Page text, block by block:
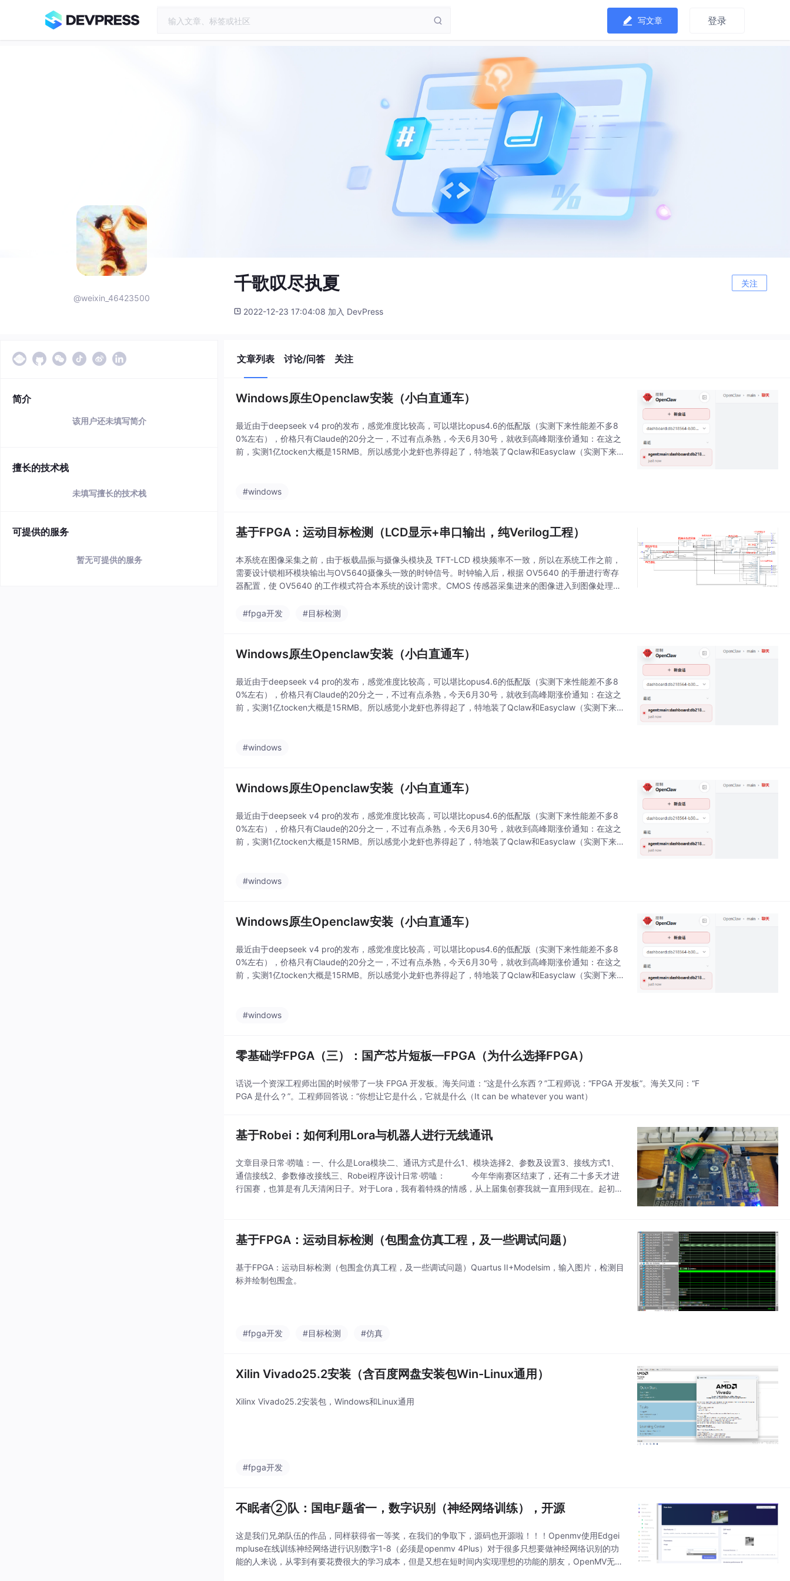
写文章 登录
@weixin_46423500
千歌叹尽执夏 关注
2022-12-23 17:04:08 加入 DevPress
简介
该用户还未填写简介
擅长的技术栈
未填写擅长的技术栈
可提供的服务
暂无可提供的服务
文章列表 讨论/问答 关注
Windows原生Openclaw安装（小白直通车）
最近由于deepseek v4 pro的发布，感觉准度比较高，可以堪比opus4.6的低配版（实测下来性能差不多8
0%左右），价格只有Claude的20分之一，不过有点杀熟，今天6月30号，就收到高峰期涨价通知：在这之
前，实测1亿tocken大概是15RMB。所以感觉小龙虾也养得起了，特地装了Qclaw和Easyclaw（实测下来，
#windows
基于FPGA：运动目标检测（LCD显示+串口输出，纯Verilog工程）
本系统在图像采集之前，由于板载晶振与摄像头模块及 TFT-LCD 模块频率不一致，所以在系统工作之前，
需要设计锁相环模块输出与OV5640摄像头一致的时钟信号。时钟输入后，根据 OV5640 的手册进行寄存
器配置，使 OV5640 的工作模式符合本系统的设计需求。CMOS 传感器采集进来的图像进入到图像处理模
#fpga开发
#目标检测
Windows原生Openclaw安装（小白直通车）
最近由于deepseek v4 pro的发布，感觉准度比较高，可以堪比opus4.6的低配版（实测下来性能差不多8
0%左右），价格只有Claude的20分之一，不过有点杀熟，今天6月30号，就收到高峰期涨价通知：在这之
前，实测1亿tocken大概是15RMB。所以感觉小龙虾也养得起了，特地装了Qclaw和Easyclaw（实测下来，
#windows
Windows原生Openclaw安装（小白直通车）
最近由于deepseek v4 pro的发布，感觉准度比较高，可以堪比opus4.6的低配版（实测下来性能差不多8
0%左右），价格只有Claude的20分之一，不过有点杀熟，今天6月30号，就收到高峰期涨价通知：在这之
前，实测1亿tocken大概是15RMB。所以感觉小龙虾也养得起了，特地装了Qclaw和Easyclaw（实测下来，
#windows
Windows原生Openclaw安装（小白直通车）
最近由于deepseek v4 pro的发布，感觉准度比较高，可以堪比opus4.6的低配版（实测下来性能差不多8
0%左右），价格只有Claude的20分之一，不过有点杀熟，今天6月30号，就收到高峰期涨价通知：在这之
前，实测1亿tocken大概是15RMB。所以感觉小龙虾也养得起了，特地装了Qclaw和Easyclaw（实测下来，
#windows
零基础学FPGA（三）：国产芯片短板—FPGA（为什么选择FPGA）
话说一个资深工程师出国的时候带了一块 FPGA 开发板。海关问道：“这是什么东西？”工程师说：“FPGA 开发板”。海关又问：“F
PGA 是什么？”。工程师回答说：“你想让它是什么，它就是什么（It can be whatever you want）
基于Robei：如何利用Lora与机器人进行无线通讯
文章目录日常·唠嗑：一、什么是Lora模块二、通讯方式是什么1、模块选择2、参数及设置3、接线方式1、
通信接线2、参数修改接线三、Robei程序设计日常·唠嗑： 今年华南赛区结束了，还有二十多天才进
行国赛，也算是有几天清闲日子。对于Lora，我有着特殊的情感，从上届集创赛我就一直用到现在。起初我
基于FPGA：运动目标检测（包围盒仿真工程，及一些调试问题）
基于FPGA：运动目标检测（包围盒仿真工程，及一些调试问题）Quartus II+Modelsim，输入图片，检测目
标并绘制包围盒。
#fpga开发 #目标检测 #仿真
Xilin Vivado25.2安装（含百度网盘安装包Win-Linux通用）
Xilinx Vivado25.2安装包，Windows和Linux通用
#fpga开发
不眠者②队：国电F题省一，数字识别（神经网络训练），开源
这是我们兄弟队伍的作品，同样获得省一等奖，在我们的争取下，源码也开源啦！！！Openmv使用Edgei
mpluse在线训练神经网络进行识别数字1-8（必须是openmv 4Plus）对于很多只想要做神经网络识别的功
能的人来说，从零到有要花费很大的学习成本，但是又想在短时间内实现理想的功能的朋友，OpenMV无疑